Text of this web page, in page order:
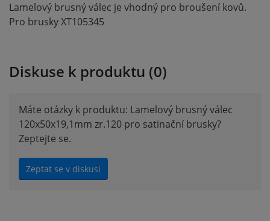
Lamelový brusný válec je vhodný pro broušení kovů.
Pro brusky XT105345
Diskuse k produktu (0)
Máte otázky k produktu: Lamelový brusný válec
120x50x19,1mm zr.120 pro satinační brusky?
Zeptejte se.
Zeptat se v diskusi